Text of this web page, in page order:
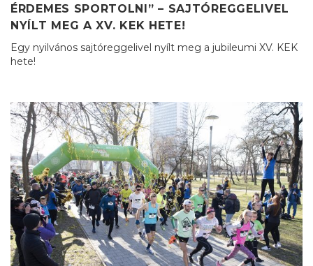
ÉRDEMES SPORTOLNI” – SAJTÓREGGELIVEL
NYÍLT MEG A XV. KEK HETE!
Egy nyilvános sajtóreggelivel nyílt meg a jubileumi XV. KEK
hete!